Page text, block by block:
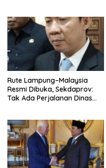
Rute Lampung–Malaysia
Resmi Dibuka, Sekdaprov:
Tak Ada Perjalanan Dinas